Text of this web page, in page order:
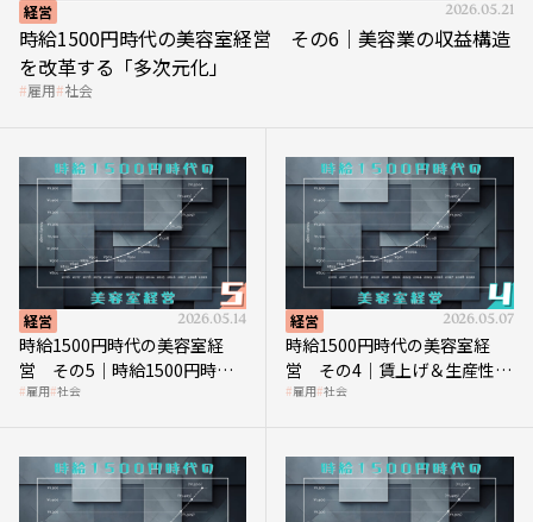
経営 2026.05.21
時給1500円時代の美容室経営 その6｜美容業の収益構造
を改革する「多次元化」
雇用 社会
経営 2026.05.14
時給1500円時代の美容室経
営 その5｜時給1500円時代
の到来は美容業の収益構造を
雇用 社会
経営 2026.05.07
時給1500円時代の美容室経
営 その4｜賃上げ＆生産性向
上につなげる賢い助成金活用
雇用 社会